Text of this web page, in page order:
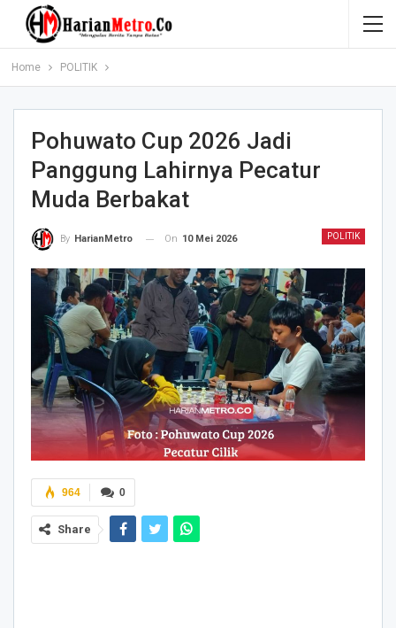
Home POLITIK
Pohuwato Cup 2026 Jadi
Panggung Lahirnya Pecatur
Muda Berbakat
POLITIK
By HarianMetro On 10 Mei 2026
0
964
Share